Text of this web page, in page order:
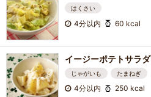
はくさい
4分以内 60 kcal
イージーポテトサラダ
じゃがいも たまねぎ
4分以内 250 kcal